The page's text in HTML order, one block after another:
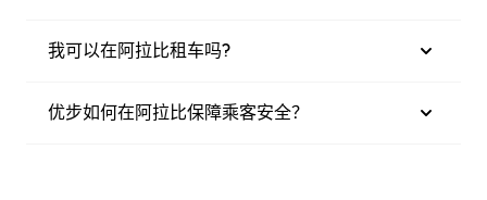
我可以在阿拉比租车吗?
优步如何在阿拉比保障乘客安全？